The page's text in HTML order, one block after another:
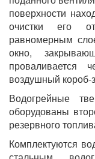
поверхности
очистки его
равномерным
окно,
проваливается
воздушный короб-
Водогрейные
оборудованы
резервного
Комплектуются